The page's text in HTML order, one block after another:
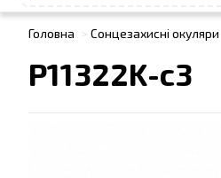
Головна Сонцезахисні окуляри
P11322K-c3